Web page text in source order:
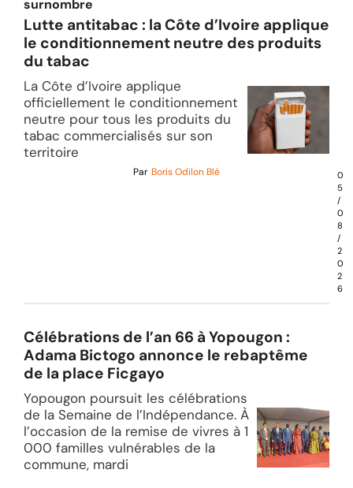
surnombre
Lutte antitabac : la Côte d’Ivoire applique
le conditionnement neutre des produits
du tabac
La Côte d’Ivoire applique
officiellement le conditionnement
neutre pour tous les produits du
tabac commercialisés sur son
territoire
Par Boris Odilon Blé
0
5
/
0
8
/
2
0
2
6
Célébrations de l’an 66 à Yopougon :
Adama Bictogo annonce le rebaptême
de la place Ficgayo
Yopougon poursuit les célébrations
de la Semaine de l’Indépendance. À
l’occasion de la remise de vivres à 1
000 familles vulnérables de la
commune, mardi